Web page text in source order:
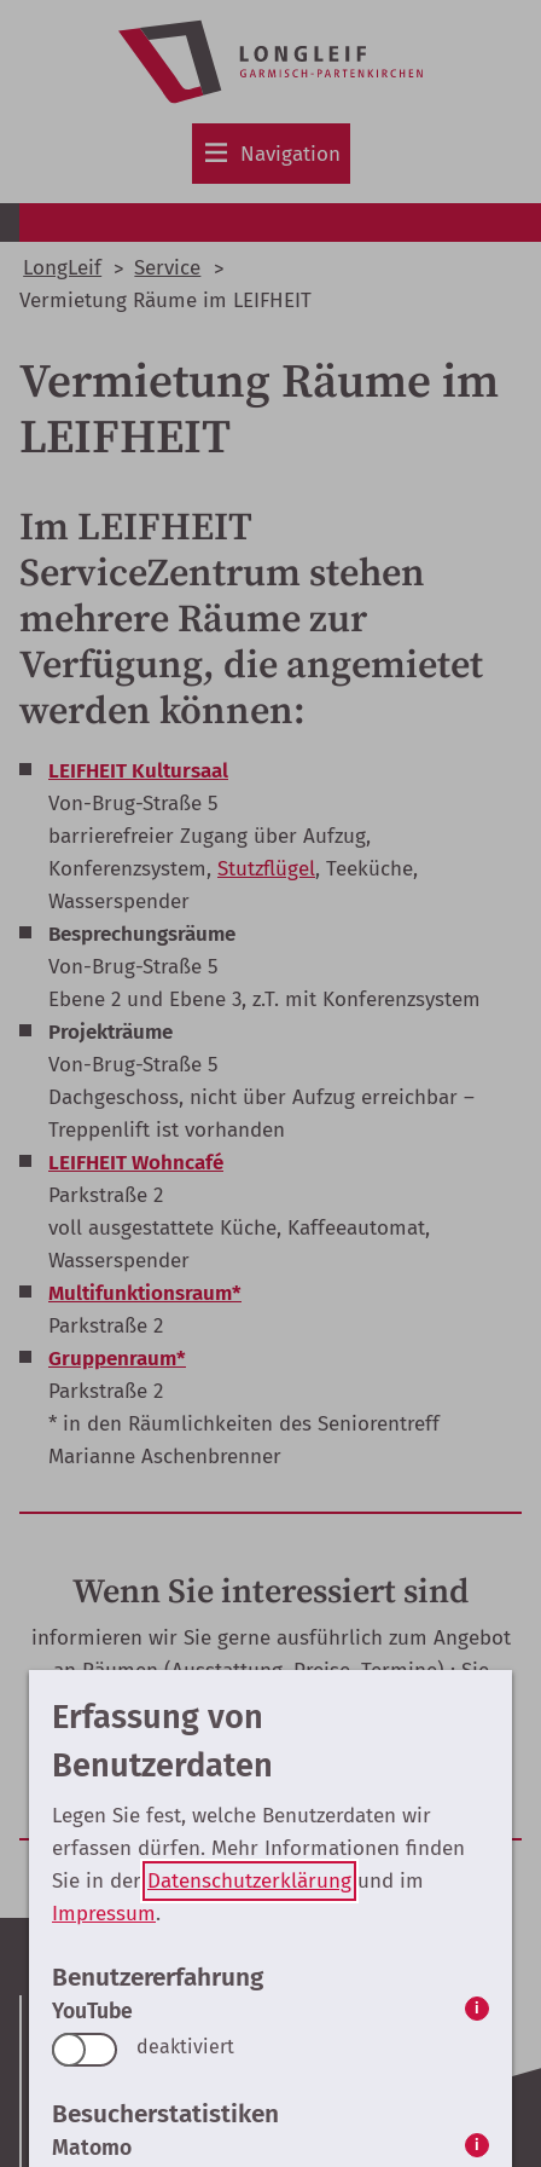
Erfassung von
Benutzerdaten
Legen Sie fest, welche Benutzerdaten wir
erfassen dürfen. Mehr Informationen finden
Sie in der Datenschutzerklärung und im
Impressum.
Benutzererfahrung
YouTube i
deaktiviert
Besucherstatistiken
Matomo i
Hauptinhalt
Navigation
LongLeif
Service
Vermietung Räume im LEIFHEIT
Vermietung Räume im
LEIFHEIT
Im LEIFHEIT
ServiceZentrum stehen
mehrere Räume zur
Verfügung, die angemietet
werden können:
LEIFHEIT Kultursaal
Von-Brug-Straße 5
barrierefreier Zugang über Aufzug,
Konferenzsystem, Stutzflügel, Teeküche,
Wasserspender
Besprechungsräume
Von-Brug-Straße 5
Ebene 2 und Ebene 3, z.T. mit Konferenzsystem
Projekträume
Von-Brug-Straße 5
Dachgeschoss, nicht über Aufzug erreichbar –
Treppenlift ist vorhanden
LEIFHEIT Wohncafé
Parkstraße 2
voll ausgestattete Küche, Kaffeeautomat,
Wasserspender
Multifunktionsraum*
Parkstraße 2
Gruppenraum*
Parkstraße 2
* in den Räumlichkeiten des Seniorentreff
Marianne Aschenbrenner
Wenn Sie interessiert sind
informieren wir Sie gerne ausführlich zum Angebot
an Räumen (Ausstattung, Preise, Termine) : Sie
erreichen uns unter Tel. 08821 603 55 00 oder
schicken uns eine Mail
Kontakt & Anfahrt
Impressum